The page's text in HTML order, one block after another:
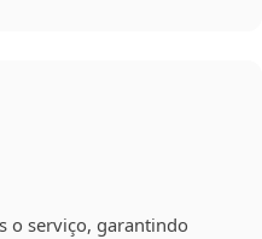
o serviço, garantindo